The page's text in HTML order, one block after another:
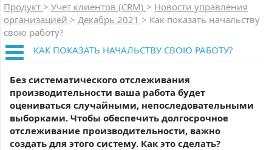
Продукт > Учет клиентов (CRM) > Новости управления
организацией > Декабрь 2021 > Как показать начальству
свою работу?
КАК ПОКАЗАТЬ НАЧАЛЬСТВУ СВОЮ РАБОТУ?
Без систематического отслеживания
производительности ваша работа будет
оцениваться случайными, непоследовательными
выборками. Чтобы обеспечить долгосрочное
отслеживание производительности, важно
создать для этого систему. Как это сделать?